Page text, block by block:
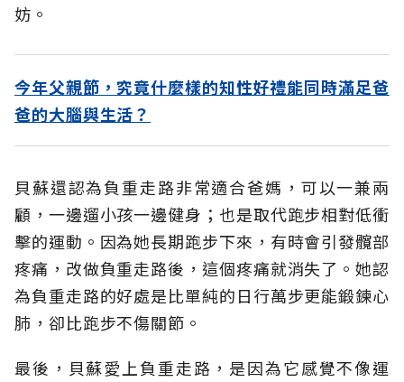
妨。
今年父親節，究竟什麼樣的知性好禮能同時滿足爸
爸的大腦與生活？
貝蘇還認為負重走路非常適合爸媽，可以一兼兩
顧，一邊遛小孩一邊健身；也是取代跑步相對低衝
擊的運動。因為她長期跑步下來，有時會引發髖部
疼痛，改做負重走路後，這個疼痛就消失了。她認
為負重走路的好處是比單純的日行萬步更能鍛鍊心
肺，卻比跑步不傷關節。
最後，貝蘇愛上負重走路，是因為它感覺不像運